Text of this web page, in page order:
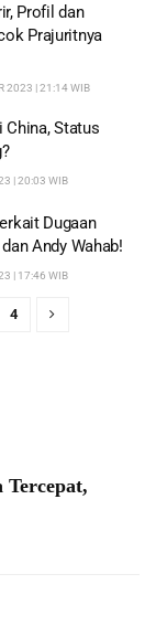
Profil dan
Prajuritnya
2023 | 21:14 WIB
Status
| 20:03 WIB
Dugaan
Andy Wahab!
| 17:46 WIB
4
Tercepat,